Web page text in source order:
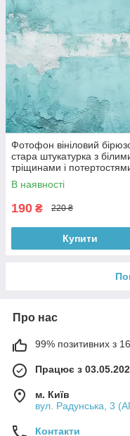
Фотофон вініловий
стара штукатурка з
тріщинами і
квадратний фон, 60x60
№551027
В наявності
190 ₴ 220 ₴
Купити
Про нас
99% позитивних з
Працює з
м. Київ
вул. Радунська, 3
Контакти